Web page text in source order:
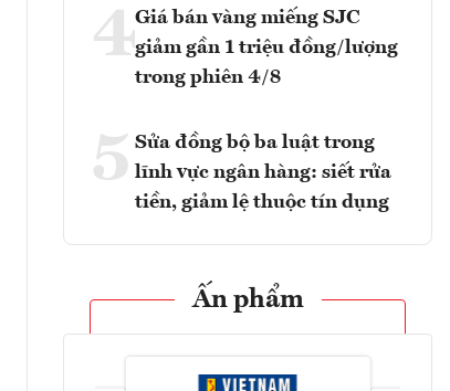
4Giá bán vàng miếng SJC
giảm gần 1 triệu đồng/lượng
trong phiên 4/8
5 Sửa đồng bộ ba luật trong
lĩnh vực ngân hàng: siết rửa
tiền, giảm lệ thuộc tín dụng
Ấn phẩm